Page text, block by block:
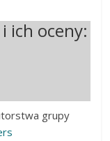
ich oceny:
grupy